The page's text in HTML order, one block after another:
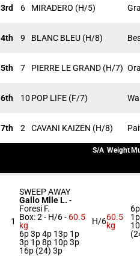
3rd 6 MIRADERO (H/5)
4th 9 BLANC BLEU (H/8)
5th 7 PIERRE LE GRAND (H/7)
6th 10 POP LIFE (F/7)
7th 2 CAVANI KAIZEN (H/8)
S/A Weight
1
SWEEP AWAY
Gallo Mlle L. -
Foresi F.
Box: 2 - H/6 - 60.5
kg
6p 3p 4p 13p 1p
3p 1p 8p 10p 3p
16p (24) 3p
H/660.5
kg